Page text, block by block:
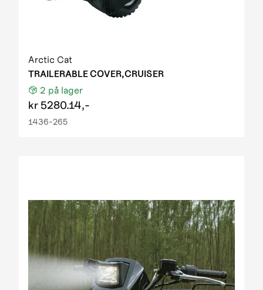
Arctic Cat
TRAILERABLE COVER,CRUISER
2 på lager
kr 5280.14,-
1436-265